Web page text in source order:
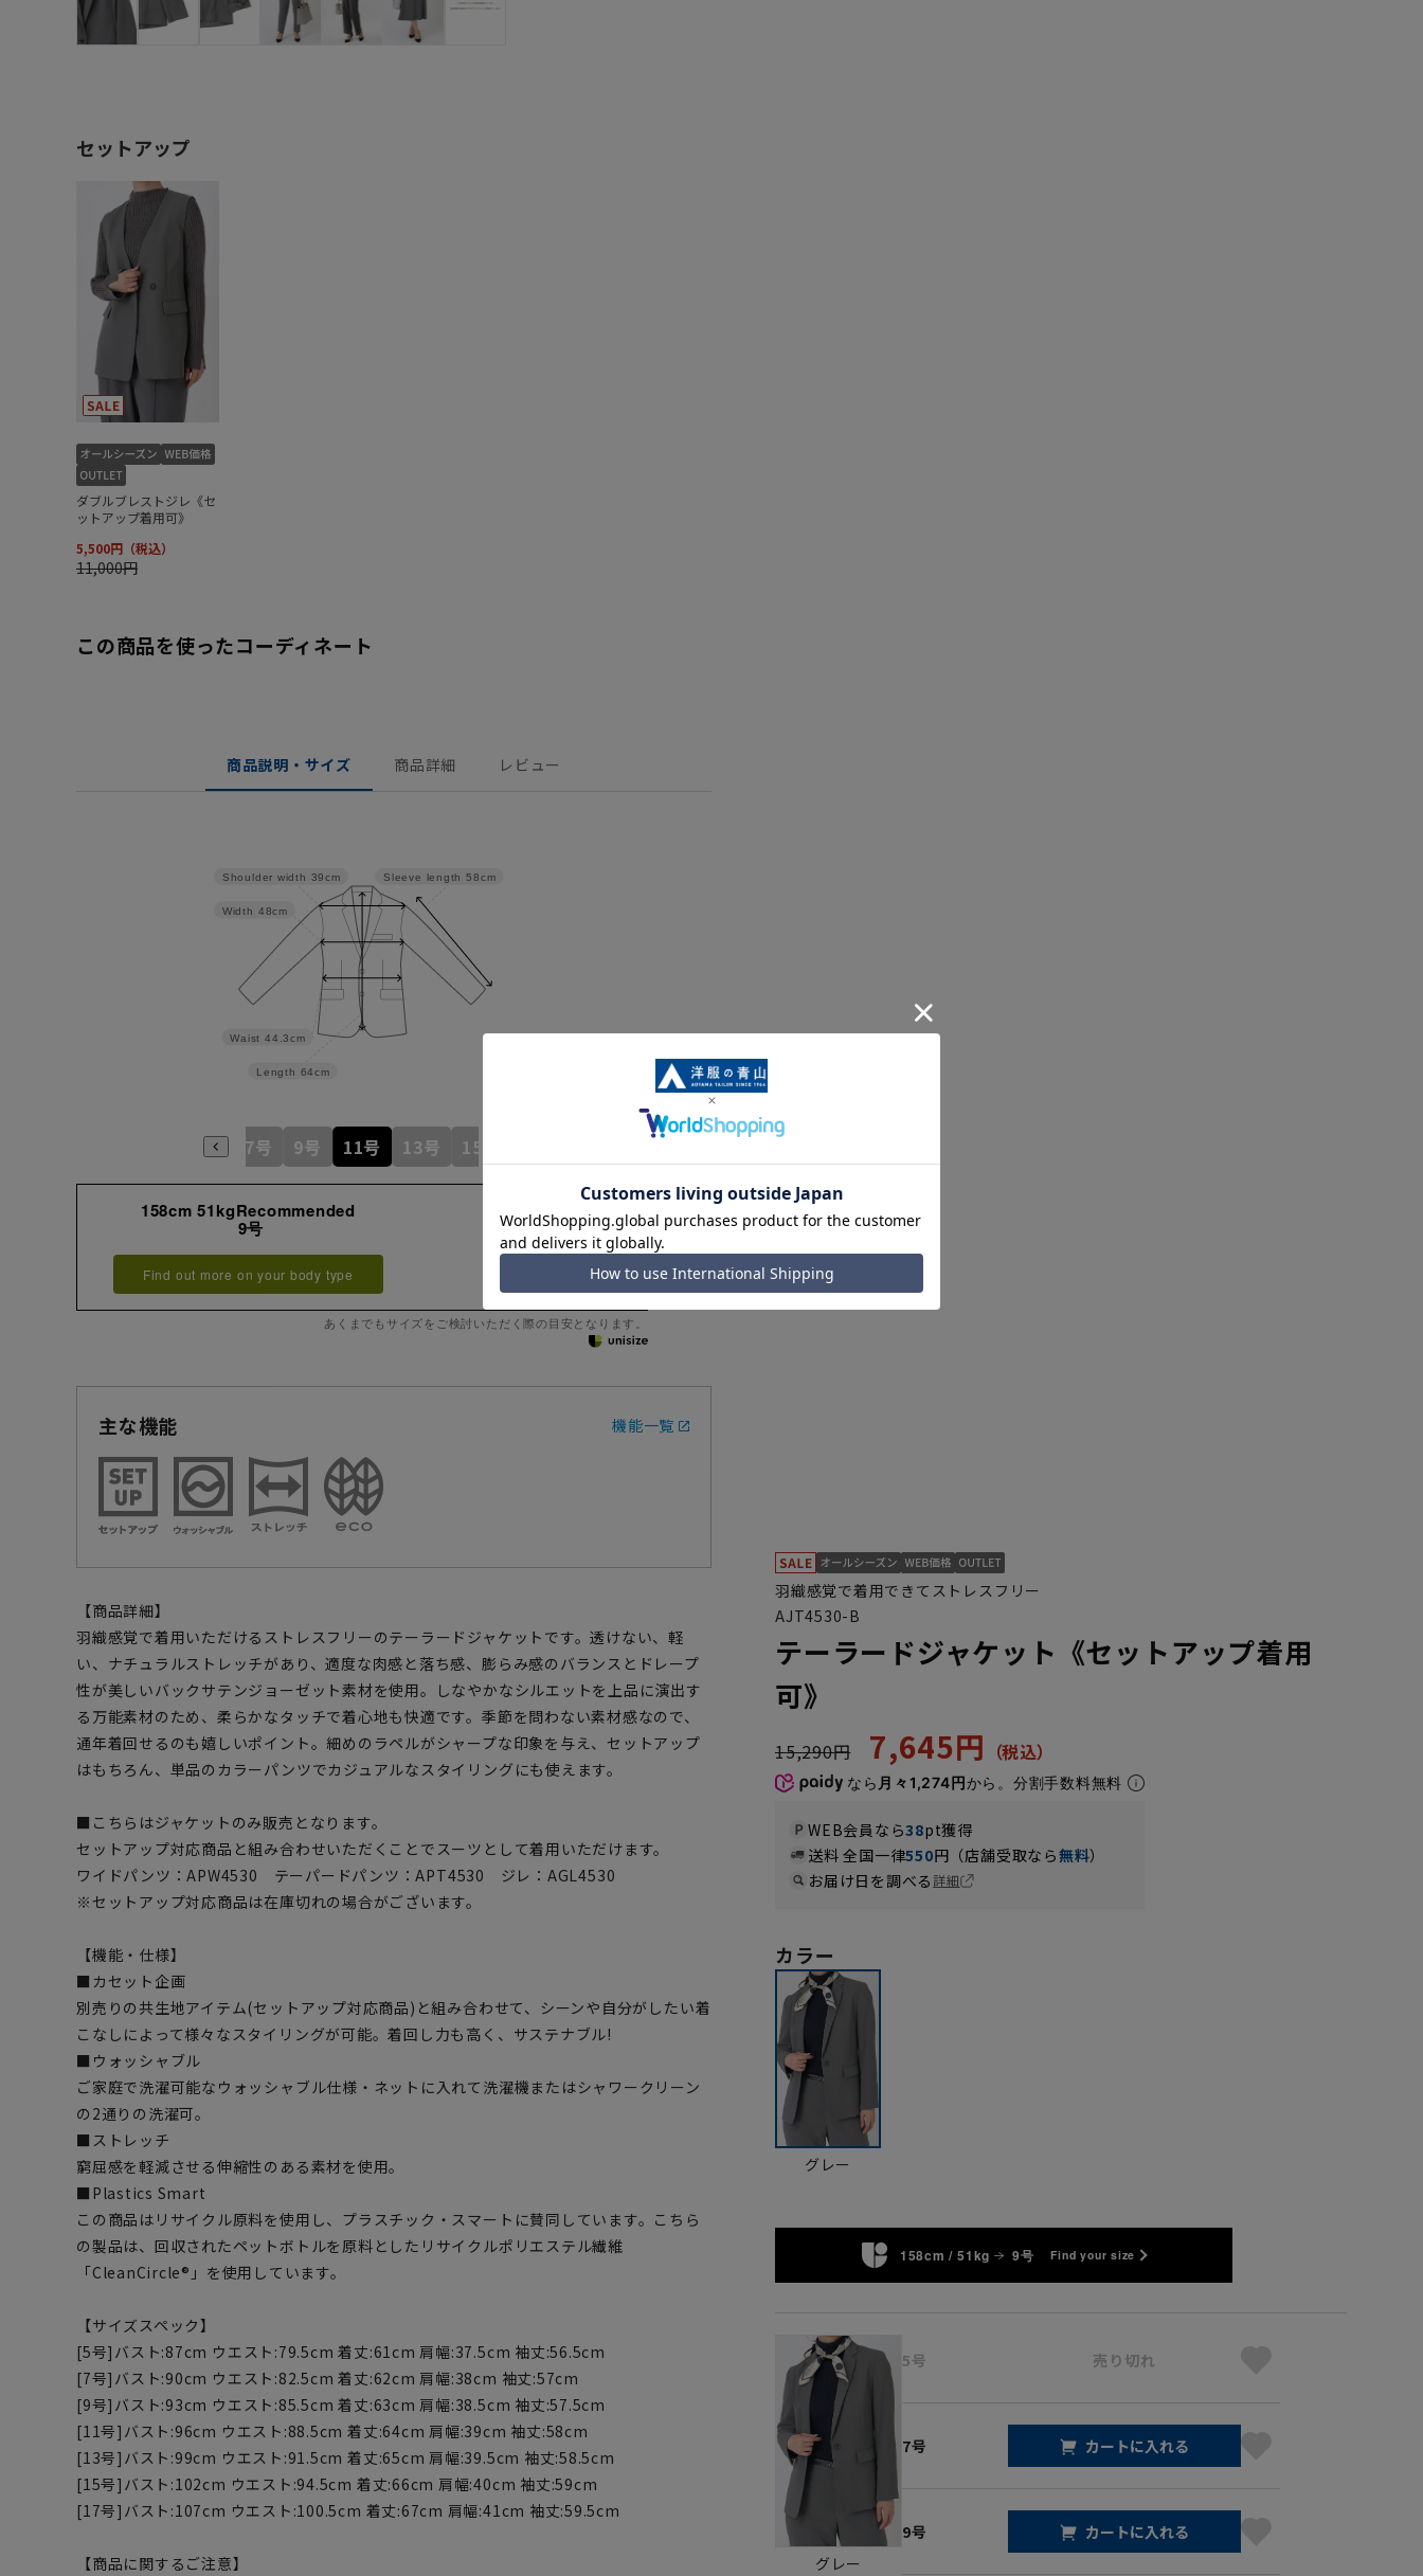
この商品を使ったコーディネート
商品説明・サイズ 商品詳細 レビュー
Sleeve length 58cm
Length 64cm
Waist 44.3cm
Width 48cm
Shoulder width 39cm
5号 7号 9号 11号 13号 15号
158cm 51kgRecommended
9号
Find out more on your body type
あくまでもサイズをご検討いただく際の目安となります。
主な機能 機能一覧
【商品詳細】
羽織感覚で着用いただけるストレスフリーのテーラードジャケットです。透けない、軽
い、ナチュラルストレッチがあり、適度な肉感と落ち感、膨らみ感のバランスとドレープ
性が美しいバックサテンジョーゼット素材を使用。しなやかなシルエットを上品に演出す
る万能素材のため、柔らかなタッチで着心地も快適です。季節を問わない素材感なので、
通年着回せるのも嬉しいポイント。細めのラペルがシャープな印象を与え、セットアップ
はもちろん、単品のカラーパンツでカジュアルなスタイリングにも使えます。
■こちらはジャケットのみ販売となります。
セットアップ対応商品と組み合わせいただくことでスーツとして着用いただけます。
ワイドパンツ：APW4530 テーパードパンツ：APT4530 ジレ：AGL4530
※セットアップ対応商品は在庫切れの場合がございます。
【機能・仕様】
■カセット企画
別売りの共生地アイテム(セットアップ対応商品)と組み合わせて、シーンや自分がしたい着
こなしによって様々なスタイリングが可能。着回し力も高く、サステナブル!
■ウォッシャブル
ご家庭で洗濯可能なウォッシャブル仕様・ネットに入れて洗濯機またはシャワークリーン
の2通りの洗濯可。
■ストレッチ
窮屈感を軽減させる伸縮性のある素材を使用。
■Plastics Smart
この商品はリサイクル原料を使用し、プラスチック・スマートに賛同しています。こちら
の製品は、回収されたペットボトルを原料としたリサイクルポリエステル繊維
「CleanCircle®」を使用しています。
【サイズスペック】
[5号]バスト:87cm ウエスト:79.5cm 着丈:61cm 肩幅:37.5cm 袖丈:56.5cm
[7号]バスト:90cm ウエスト:82.5cm 着丈:62cm 肩幅:38cm 袖丈:57cm
[9号]バスト:93cm ウエスト:85.5cm 着丈:63cm 肩幅:38.5cm 袖丈:57.5cm
[11号]バスト:96cm ウエスト:88.5cm 着丈:64cm 肩幅:39cm 袖丈:58cm
[13号]バスト:99cm ウエスト:91.5cm 着丈:65cm 肩幅:39.5cm 袖丈:58.5cm
[15号]バスト:102cm ウエスト:94.5cm 着丈:66cm 肩幅:40cm 袖丈:59cm
[17号]バスト:107cm ウエスト:100.5cm 着丈:67cm 肩幅:41cm 袖丈:59.5cm
【商品に関するご注意】
羽織感覚で着用できてストレスフリー
AJT4530-B
テーラードジャケット《セットアップ着用
可》
15,290円 7,645円
なら 月々1,274円から。分割手数料無料
WEB会員なら38pt獲得
送料 全国一律550円（店舗受取なら無料）
お届け日を調べる詳細
カラー
グレー
158cm / 51kg 9号 Find your size
グレー
5号 売り切れ
7号 カートに入れる
9号 カートに入れる